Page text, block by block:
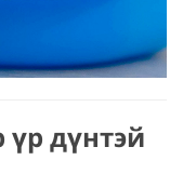
үр дүнтэй